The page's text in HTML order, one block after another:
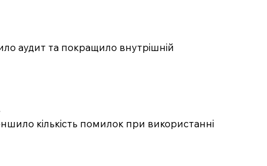
аудит та покращило внутрішній
кількість помилок при використанні